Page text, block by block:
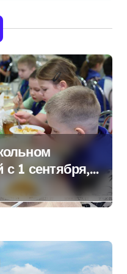
с 1 сентября,